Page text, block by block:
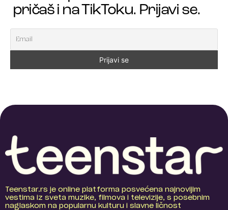
pričaš i na TikToku. Prijavi se.
Teenstar.rs je online platforma posvećena najnovijim
vestima iz sveta muzike, filmova i televizije, s posebnim
naglaskom na popularnu kulturu i slavne ličnost